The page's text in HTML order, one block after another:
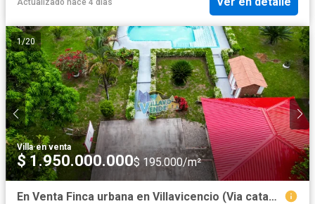
Actualizado hace 4 días
1/20
Villa·en venta
$ 1.950.000.000$ 195.000/m²
En Venta Finca urbana en Villavicencio (Via catama)